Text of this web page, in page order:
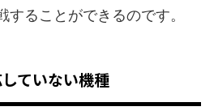
ることができるのです。
ていない機種